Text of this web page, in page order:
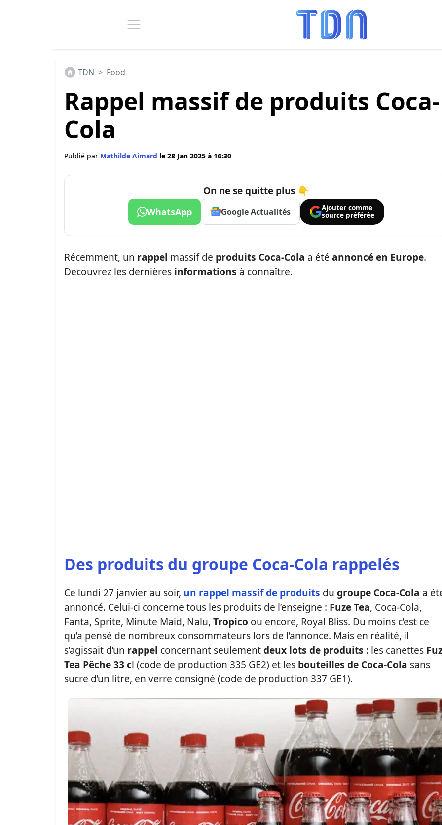
TDN > Food
Rappel massif de produits Coca-
Cola
Publié par Mathilde Aimard le 28 Jan 2025 à 16:30
On ne se quitte plus 👇
WhatsApp Google Actualités
Ajouter comme
source préférée
Récemment, un rappel massif de produits Coca-Cola a été annoncé en Europe.
Découvrez les dernières informations à connaître.
Des produits du groupe Coca-Cola rappelés
Ce lundi 27 janvier au soir, un rappel massif de produits du groupe Coca-Cola a
annoncé. Celui-ci concerne tous les produits de l’enseigne : Fuze Tea, Coca-Cola,
Fanta, Sprite, Minute Maid, Nalu, Tropico ou encore, Royal Bliss. Du moins c’est ce
qu’a pensé de nombreux consommateurs lors de l’annonce. Mais en réalité, il
s’agissait d’un rappel concernant seulementdeux lots de produits : les canettes
Tea Pêche 33 cl (code de production 335 GE2) et les bouteilles de Coca-Cola sans
sucre d’un litre, en verre consigné (code de production 337 GE1).